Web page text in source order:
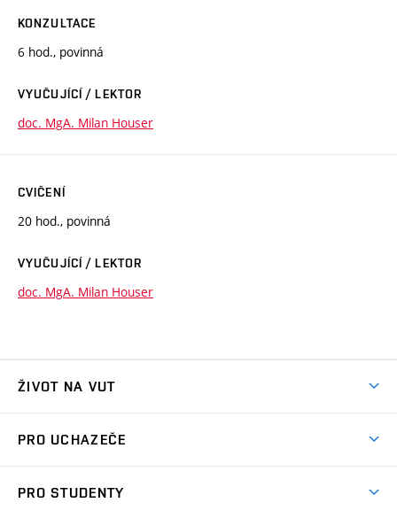
KONZULTACE
6 hod., povinná
VYUČUJÍCÍ / LEKTOR
doc. MgA. Milan Houser
CVIČENÍ
20 hod., povinná
VYUČUJÍCÍ / LEKTOR
doc. MgA. Milan Houser
ŽIVOT NA VUT
Koleje
PRO UCHAZEČE
PRO STUDENTY